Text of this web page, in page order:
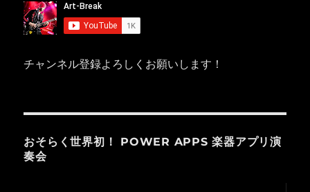
チャンネル登録よろしくお願いします！
おそらく世界初！ POWER APPS 楽器アプリ演
奏会